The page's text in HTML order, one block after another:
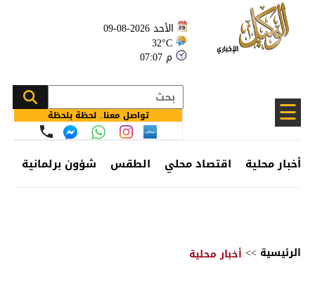
الأحد 2026-08-09
32°C
07:07 م
☰ تواصل معنا.. لحظة بلحظة
أخبار محلية اقتصاد محلي الطقس شؤون برلمانية
الرئيسية >> أخبار محلية